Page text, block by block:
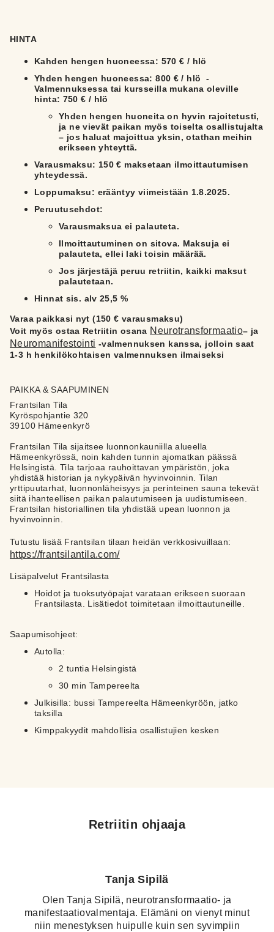
HINTA
Kahden hengen huoneessa: 570 € / hlö
Yhden hengen huoneessa: 800 € / hlö -
Valmennuksessa tai kursseilla mukana oleville
hinta: 750 € / hlö
Yhden hengen huoneita on hyvin rajoitetusti,
ja ne vievät paikan myös toiselta osallistujalta
– jos haluat majoittua yksin, otathan meihin
erikseen yhteyttä.
Varausmaksu: 150 € maksetaan ilmoittautumisen
yhteydessä.
Loppumaksu: erääntyy viimeistään 1.8.2025.
Peruutusehdot:
Varausmaksua ei palauteta.
Ilmoittautuminen on sitova. Maksuja ei
palauteta, ellei laki toisin määrää.
Jos järjestäjä peruu retriitin, kaikki maksut
palautetaan.
Hinnat sis. alv 25,5 %
Varaa paikkasi nyt (150 € varausmaksu)
Voit myös ostaa Retriitin osana Neurotransformaatio– ja
Neuromanifestointi -valmennuksen kanssa, jolloin saat
1-3 h henkilökohtaisen valmennuksen ilmaiseksi
PAIKKA & SAAPUMINEN
Frantsilan Tila
Kyröspohjantie 320
39100 Hämeenkyrö
Frantsilan Tila sijaitsee luonnonkauniilla alueella
Hämeenkyrössä, noin kahden tunnin ajomatkan päässä
Helsingistä. Tila tarjoaa rauhoittavan ympäristön, joka
yhdistää historian ja nykypäivän hyvinvoinnin. Tilan
yrttipuutarhat, luonnonläheisyys ja perinteinen sauna tekevät
siitä ihanteellisen paikan palautumiseen ja uudistumiseen.
Frantsilan historiallinen tila yhdistää upean luonnon ja
hyvinvoinnin.
Tutustu lisää Frantsilan tilaan heidän verkkosivuillaan:
https://frantsilantila.com/
Lisäpalvelut Frantsilasta
Hoidot ja tuoksutyöpajat varataan erikseen suoraan
Frantsilasta. Lisätiedot toimitetaan ilmoittautuneille.
Saapumisohjeet:
Autolla:
2 tuntia Helsingistä
30 min Tampereelta
Julkisilla: bussi Tampereelta Hämeenkyröön, jatko
taksilla
Kimppakyydit mahdollisia osallistujien kesken
Retriitin ohjaaja
Tanja Sipilä
Olen Tanja Sipilä, neurotransformaatio- ja
manifestaatiovalmentaja. Elämäni on vienyt minut
niin menestyksen huipulle kuin sen syvimpiin